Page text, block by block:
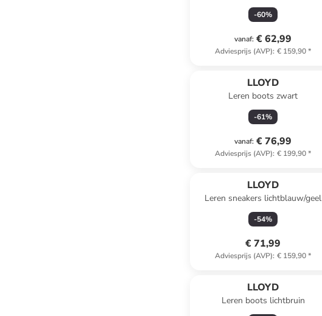
-60%
vanaf: € 62,99
Adviesprijs (AVP): € 159,90*
LLOYD
Leren boots zwart
-61%
vanaf: € 76,99
Adviesprijs (AVP): € 199,90*
LLOYD
Leren sneakers lichtblauw/geel
-54%
€ 71,99
Adviesprijs (AVP): € 159,90*
LLOYD
Leren boots lichtbruin